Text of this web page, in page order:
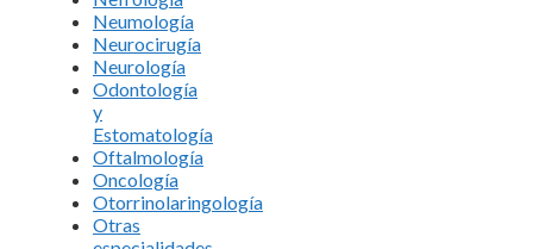
Neumología
Neurocirugía
Neurología
Odontología
y
Estomatología
Oftalmología
Oncología
Otorrinolaringología
Otras